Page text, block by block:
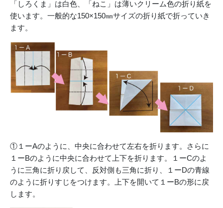
「しろくま」は白色、「ねこ」は薄いクリーム色の折り紙を
使います。一般的な150×150㎜サイズの折り紙で折っていき
ます。
①１ーAのように、中央に合わせて左右を折ります。さらに
１ーBのように中央に合わせて上下を折ります。１ーCのよ
うに三角に折り戻して、反対側も三角に折り、１ーDの青線
のように折りすじをつけます。上下を開いて１ーBの形に戻
します。